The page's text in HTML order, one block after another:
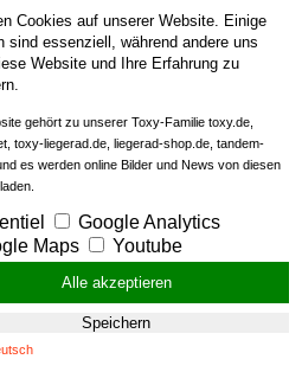
Service Qualität
NDR bei uns zum Thema Liegerad -
Cookies auf unserer Website. Einige
sind essenziell, während andere uns
Website und Ihre Erfahrung zu
gehört zu unserer Toxy-Familie toxy.de,
toxy-liegerad.de, liegerad-shop.de, tandem-
es werden online Bilder und News von diesen
Google Analytics
Maps
Youtube
Alle akzeptieren
Speichern